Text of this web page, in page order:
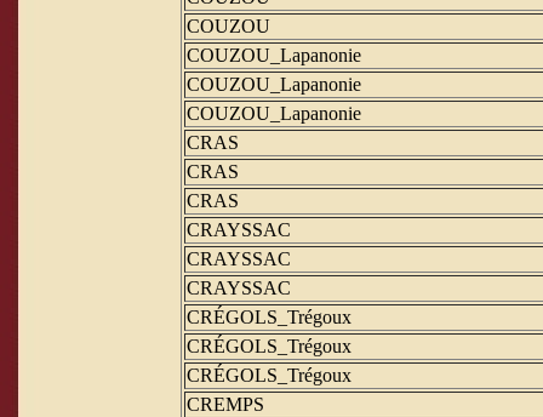
COUZOU
COUZOU_Lapanonie
COUZOU_Lapanonie
COUZOU_Lapanonie
CRAS
CRAS
CRAS
CRAYSSAC
CRAYSSAC
CRAYSSAC
CRÉGOLS_Trégoux
CRÉGOLS_Trégoux
CRÉGOLS_Trégoux
CREMPS